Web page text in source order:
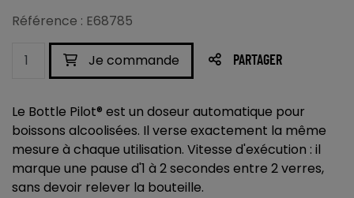
Référence : E68785
Je commande PARTAGER
Le Bottle Pilot® est un doseur automatique pour
boissons alcoolisées. Il verse exactement la même
mesure à chaque utilisation. Vitesse d'exécution : il
marque une pause d'1 à 2 secondes entre 2 verres,
sans devoir relever la bouteille.